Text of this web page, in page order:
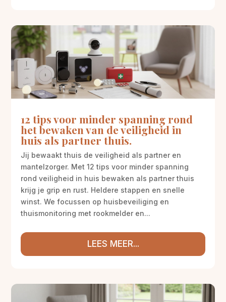
12 tips voor minder spanning rond
het bewaken van de veiligheid in
huis als partner thuis.
Jij bewaakt thuis de veiligheid als partner en
mantelzorger. Met 12 tips voor minder spanning
rond veiligheid in huis bewaken als partner thuis
krijg je grip en rust. Heldere stappen en snelle
winst. We focussen op huisbeveiliging en
thuismonitoring met rookmelder en...
LEES MEER...